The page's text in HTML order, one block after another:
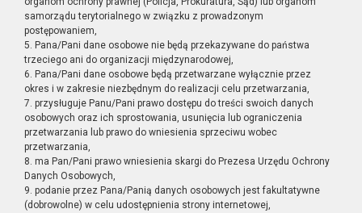
samorządu terytorialnego w związku z prowadzonym
postępowaniem,
5. Pana/Pani dane osobowe nie będą przekazywane do państwa
trzeciego ani do organizacji międzynarodowej,
6. Pana/Pani dane osobowe będą przetwarzane wyłącznie przez
okres i w zakresie niezbędnym do realizacji celu przetwarzania,
7. przysługuje Panu/Pani prawo dostępu do treści swoich danych
osobowych oraz ich sprostowania, usunięcia lub ograniczenia
przetwarzania lub prawo do wniesienia sprzeciwu wobec
przetwarzania,
8. ma Pan/Pani prawo wniesienia skargi do Prezesa Urzędu Ochrony
Danych Osobowych,
9. podanie przez Pana/Panią danych osobowych jest fakultatywne
(dobrowolne) w celu udostępnienia strony internetowej,